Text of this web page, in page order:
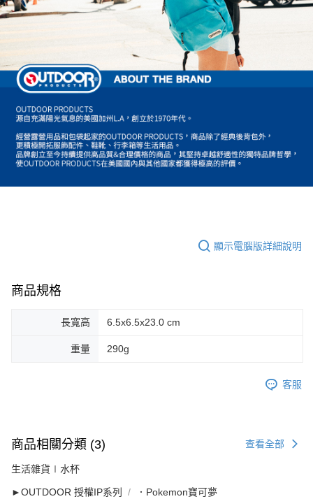
顯示電腦版詳細說明
商品規格
長寬高 6.5x6.5x23.0 cm
重量 290g
客服
商品相關分類 (3) 查看全部
生活雜貨∣水杯
►OUTDOOR 授權IP系列 ．Pokemon寶可夢